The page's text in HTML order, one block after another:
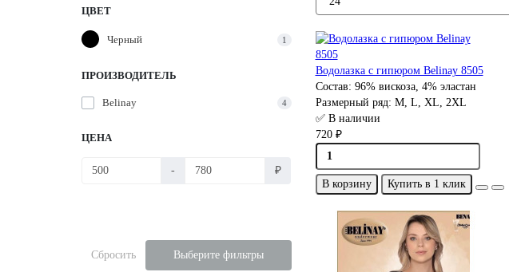
ЦВЕТ
Черный 1
ПРОИЗВОДИТЕЛЬ
Belinay 4
ЦЕНА
- ₽
Сбросить Выберите фильтры
Водолазка с гипюром Belinay 8505
Состав: 96% вискоза, 4% эластан
Размерный ряд: М, L, XL, 2XL
✅ В наличии
720 ₽
В корзину Купить в 1 клик